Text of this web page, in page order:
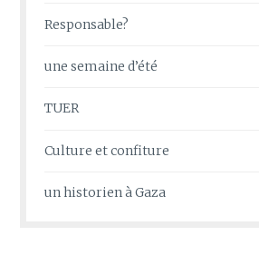
Responsable?
une semaine d’été
TUER
Culture et confiture
un historien à Gaza